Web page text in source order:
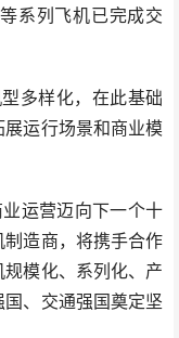
系列飞机已完成交
多样化，在此基础
运行场景和商业模
运营迈向下一个十
造商，将携手合作
模化、系列化、产
、交通强国奠定坚